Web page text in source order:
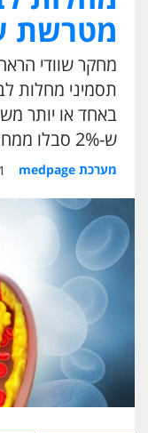
מטרשת
תסמיני מחלות
באחד או יותר
ש-2% סבלו ממחלה קשה
מערכת medpage